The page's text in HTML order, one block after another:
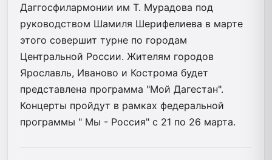
Даггосфилармонии им Т. Мурадова под
руководством Шамиля Шерифелиева в марте
этого совершит турне по городам
Центральной России. Жителям городов
Ярославль, Иваново и Кострома будет
представлена программа "Мой Дагестан".
Концерты пройдут в рамках федеральной
программы " Мы - Россия" с 21 по 26 марта.